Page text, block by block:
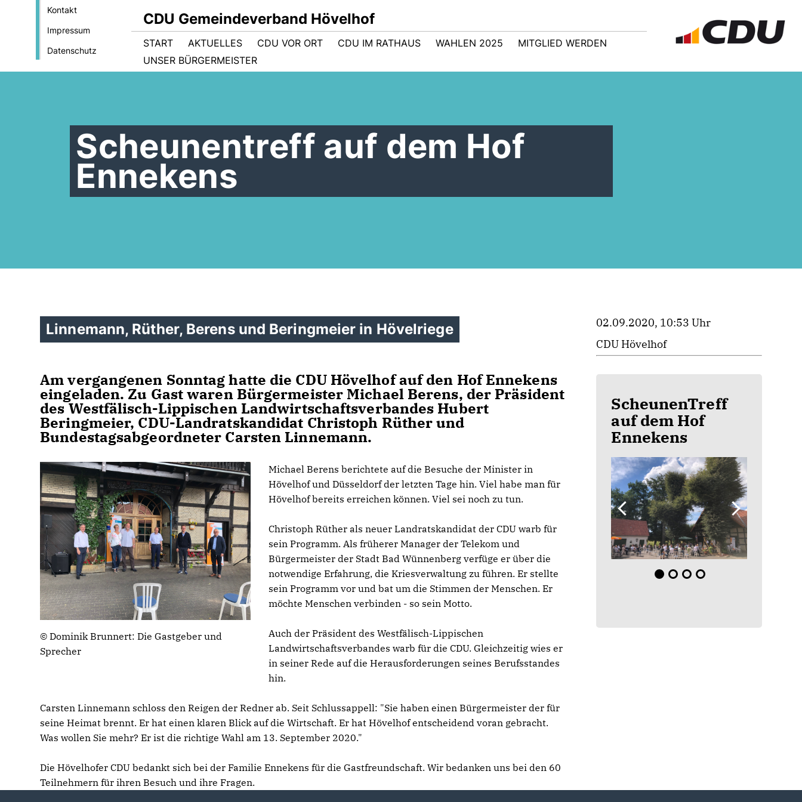
Kontakt
Impressum
Datenschutz
CDU Gemeindeverband Hövelhof
START AKTUELLES CDU VOR ORT CDU IM RATHAUS WAHLEN 2025
MITGLIED WERDEN
UNSER BÜRGERMEISTER
Scheunentreff auf dem Hof
Ennekens
Linnemann, Rüther, Berens und Beringmeier in Hövelriege
Am vergangenen Sonntag hatte die CDU Hövelhof auf den Hof Ennekens
eingeladen. Zu Gast waren Bürgermeister Michael Berens, der Präsident
des Westfälisch-Lippischen Landwirtschaftsverbandes Hubert
Beringmeier, CDU-Landratskandidat Christoph Rüther und
Bundestagsabgeordneter Carsten Linnemann.
© Dominik Brunnert: Die Gastgeber und
Sprecher
Michael Berens berichtete auf die Besuche der Minister in
Hövelhof und Düsseldorf der letzten Tage hin. Viel habe man für
Hövelhof bereits erreichen können. Viel sei noch zu tun.
Christoph Rüther als neuer Landratskandidat der CDU warb für
sein Programm. Als früherer Manager der Telekom und
Bürgermeister der Stadt Bad Wünnenberg verfüge er über die
notwendige Erfahrung, die Kriesverwaltung zu führen. Er stellte
sein Programm vor und bat um die Stimmen der Menschen. Er
möchte Menschen verbinden - so sein Motto.
Auch der Präsident des Westfälisch-Lippischen
Landwirtschaftsverbandes warb für die CDU. Gleichzeitig wies er
in seiner Rede auf die Herausforderungen seines Berufsstandes
hin.
Carsten Linnemann schloss den Reigen der Redner ab. Seit Schlussappell: "Sie haben einen Bürgermeister der für
seine Heimat brennt. Er hat einen klaren Blick auf die Wirtschaft. Er hat Hövelhof entscheidend voran gebracht.
Was wollen Sie mehr? Er ist die richtige Wahl am 13. September 2020."
Die Hövelhofer CDU bedankt sich bei der Familie Ennekens für die Gastfreundschaft. Wir bedanken uns bei den 60
Teilnehmern für ihren Besuch und ihre Fragen.
02.09.2020, 10:53 Uhr
CDU Hövelhof
ScheunenTreff
auf dem Hof
Ennekens